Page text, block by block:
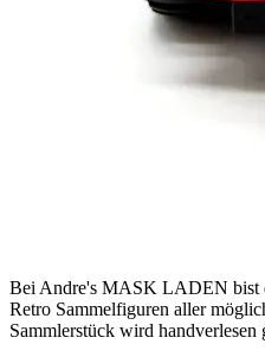
Bei Andre's MASK LADEN bist
Retro Sammelfiguren aller
Sammlerstück wird handverlesen